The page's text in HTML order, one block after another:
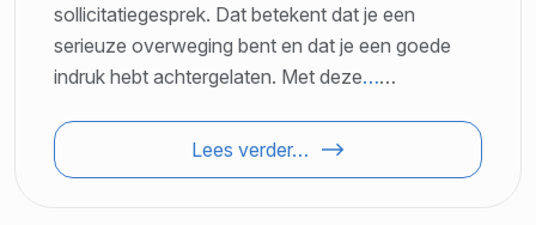
sollicitatiegesprek. Dat betekent dat je een
serieuze overweging bent en dat je een goede
indruk hebt achtergelaten. Met deze……
Lees verder…